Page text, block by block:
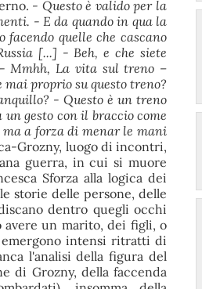
- Questo è valido per la
- E da quando in qua la
facendo quelle che cascano
[...] - Beh, e che siete
Mmhh, La vita sul treno –
proprio su questo treno?
- Questo è un treno
gesto con il braccio come
a forza di menar le mani
Grozny, luogo di incontri,
guerra, in cui si muore
Sforza alla logica dei
storie delle persone, delle
dentro quegli occhi
avere un marito, dei figli, o
intensi ritratti di
l'analisi della figura del
di Grozny, della faccenda